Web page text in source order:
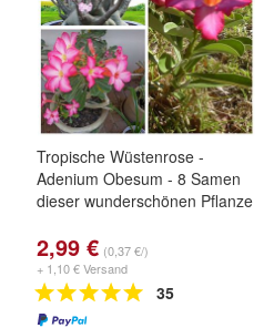
Tropische Wüstenrose -
Adenium Obesum - 8 Samen
dieser wunderschönen Pflanze
2,99 € (0,37 €/)
+ 1,10 € Versand
35